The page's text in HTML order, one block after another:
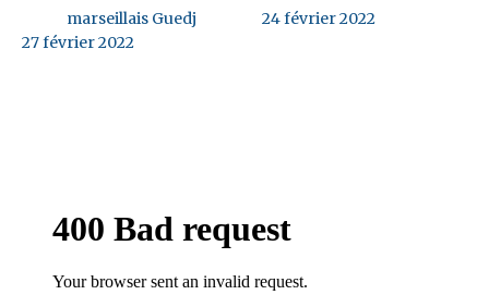
marseillais Guedj
27 février 2022
24 février 2022